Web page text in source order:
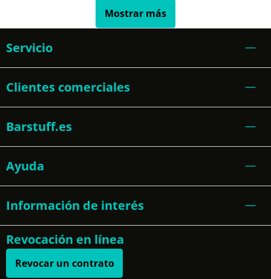
Mostrar más
Servicio
Clientes comerciales
Barstuff.es
Ayuda
Información de interés
Revocación en línea
Revocar un contrato